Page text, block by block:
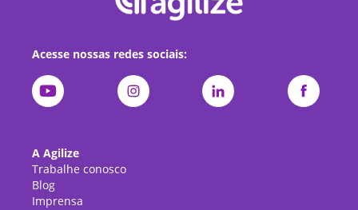
Acesse nossas redes sociais:
A Agilize
Trabalhe conosco
Blog
Imprensa